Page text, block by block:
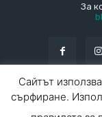
За
Сайтът
сърфиране.